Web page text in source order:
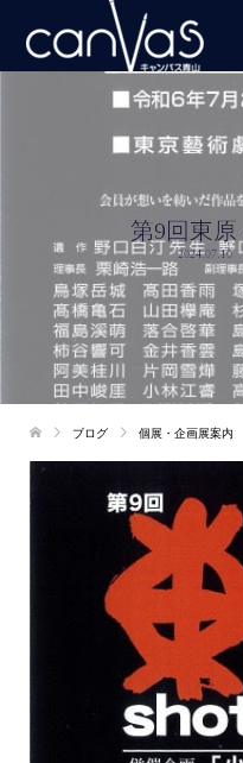
第9回東原
2024.07.10
ブログ 個展・企画展案内